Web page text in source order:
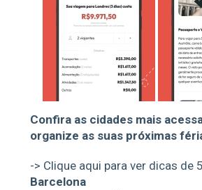
Confira as cidades mais
organize as suas próximas
-> Clique aqui para ver dicas de
Barcelona